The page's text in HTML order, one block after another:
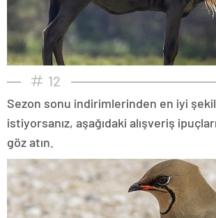
12
Sezon sonu indirimlerinden en iyi
istiyorsanız, aşağıdaki alışveriş
göz atın.